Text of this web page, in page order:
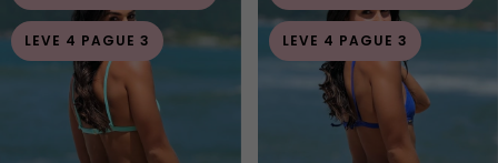
LEVE 4 PAGUE 3 LEVE 4 PAGUE 3